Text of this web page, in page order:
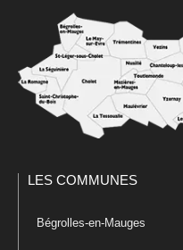
LES COMMUNES
Bégrolles-en-Mauges